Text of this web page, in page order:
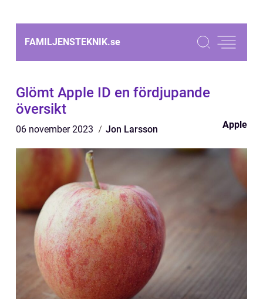
FAMILJENSTEKNIK.se
Glömt Apple ID en fördjupande
översikt
06 november 2023 Jon Larsson Apple